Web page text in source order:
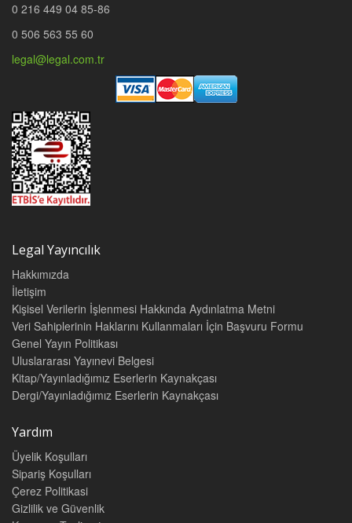
0 216 449 04 85-86
0 506 563 55 60
legal@legal.com.tr
Legal Yayıncılık
Hakkımızda
İletişim
Kişisel Verilerin İşlenmesi Hakkında Aydınlatma Metni
Veri Sahiplerinin Haklarını Kullanmaları İçin Başvuru Formu
Genel Yayın Politikası
Uluslararası Yayınevi Belgesi
Kitap/Yayınladığımız Eserlerin Kaynakçası
Dergi/Yayınladığımız Eserlerin Kaynakçası
Yardım
Üyelik Koşulları
Sipariş Koşulları
Çerez Politikasi
Gizlilik ve Güvenlik